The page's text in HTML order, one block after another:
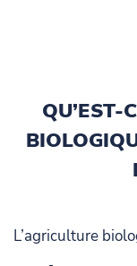
QU’EST-
L’agriculture